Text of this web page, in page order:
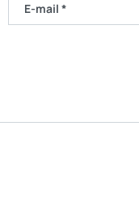
E-mail *